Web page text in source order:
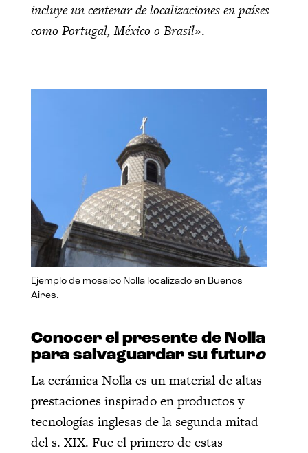
incluye un centenar de localizaciones en países
como Portugal, México o Brasil».
Ejemplo de mosaico Nolla localizado en Buenos
Aires.
Conocer el presente de Nolla
para salvaguardar su futuro
La cerámica Nolla es un material de altas
prestaciones inspirado en productos y
tecnologías inglesas de la segunda mitad
del s. XIX. Fue el primero de estas